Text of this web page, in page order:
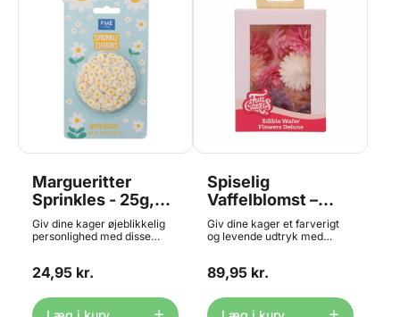
Margueritter
Sprinkles - 25g,
PME
Giv dine kager øjeblikkelig
personlighed med disse
sprinkles formet som små
en størrelse på ca. 12mm.
Perfekte til cupcakes,
24,95 kr.
Spiselig
Vaffelblomst –
Pompom/Daisy
Mix 12 stk,
Giv dine kager et farverigt
og levende udtryk med
pakke indeholder en smuk
pompom- og
margueritblomster i
89,95 kr.